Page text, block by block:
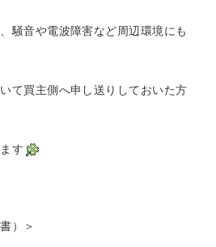
騒音や電波障害など周辺環境にも
て買主側へ申し送りしておいた方
す
）＞